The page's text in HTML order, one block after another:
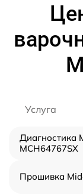
Услуга
Диагностика
MCH64767SX
Прошивка